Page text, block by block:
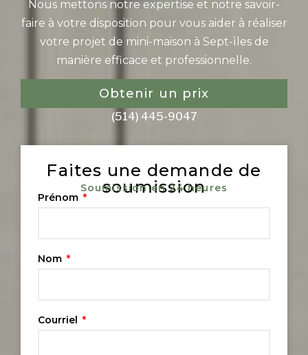
Nous mettons notre expertise et notre savoir-
faire à votre disposition pour vous aider à réaliser
votre projet de mini-maison à Sept-ìles de
manière efficace et professionnelle.
Obtenir un prix
(514) 445-9047
Faites une demande de
soumission
Soumission en 24 heures
Prénom
Nom
Courriel